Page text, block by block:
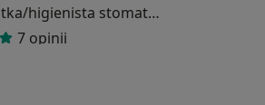
Higienistka/higienista stomatologiczny
7 opinii